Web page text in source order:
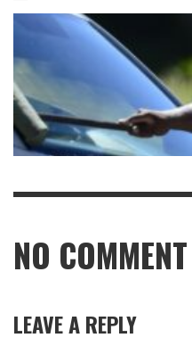
NO COMMENT
LEAVE A REPLY